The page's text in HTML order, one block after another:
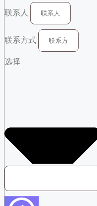
联系人
联系方式
选择